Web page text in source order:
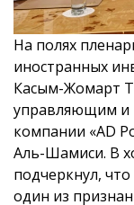
На полях
иностранных
Касым-Жомарт
управляющим и
компании «AD
Аль-Шамиси. В
подчеркнул,
один из